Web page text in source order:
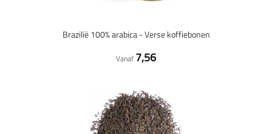
Brazilië 100% arabica - Verse koffiebonen
Vanaf 7,56